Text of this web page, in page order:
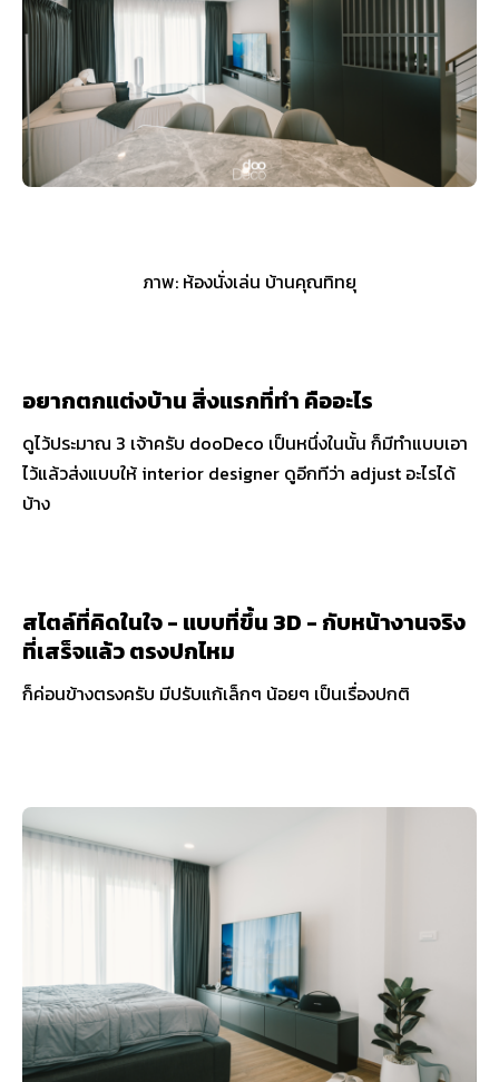
ภาพ: ห้องนั่งเล่น บ้านคุณทิทยุ
อยากตกแต่งบ้าน สิ่งแรกที่ทำ คืออะไร
ดูไว้ประมาณ 3 เจ้าครับ dooDeco เป็นหนึ่งในนั้น ก็มีทำแบบเอา
ไว้แล้วส่งแบบให้ interior designer ดูอีกทีว่า adjust อะไรได้
บ้าง
สไตล์ที่คิดในใจ - แบบที่ขึ้น 3D - กับหน้างานจริง
ที่เสร็จแล้ว ตรงปกไหม
ก็ค่อนข้างตรงครับ มีปรับแก้เล็กๆ น้อยๆ เป็นเรื่องปกติ